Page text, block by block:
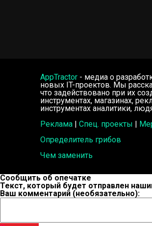
AppTractor - медиа о
новых IT-проектов. Мы
что задействовано при их
инструментах, магазинах,
инструментах аналитики,
Реклама | Спец. проекты |
Определитель грибов
Чем заменить
Сообщить об опечатке
Текст, который будет отправлен
Ваш комментарий (необязательно):